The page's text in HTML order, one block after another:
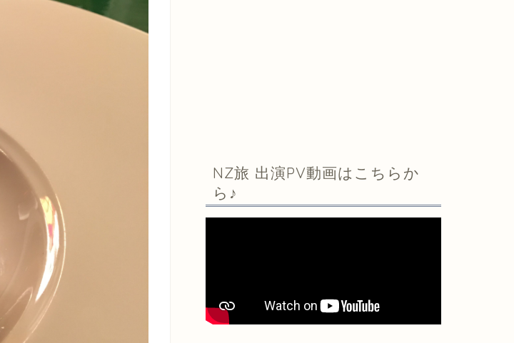
NZ旅 出演PV動画はこちらか
ら♪